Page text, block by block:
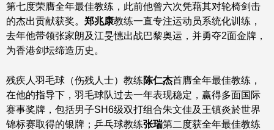
第七度荣膺全年最佳教练，此前他曾六次凭藉其对轮椅剑击
的杰出贡献获奖。 郑兆康教练一直专注运动员系统化训练，
去年他带领张家朗及江旻憓出战巴黎奥运，并勇夺2面金牌，
为香港剑坛缔造历史。
残疾人羽毛球（伤残人士）教练陈仁杰首膺全年最佳教练，
在他的指导下，羽毛球队过去一年表现稳定，赢得多面国际
赛事奖牌，包括男子SH6级双打组合朱文佳及王镇炎於世界
锦标赛取得的银牌；乒乓球教练张瑞第二度获全年最佳教练